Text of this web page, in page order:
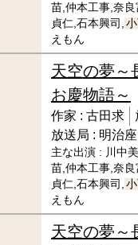
苗,仲本工事,奈
貞仁,石本興司,
えもん
天空の夢～
お慶物語～
作家 : 古田求
放送局 : 明治座
主な出演 : 川中
苗,仲本工事,奈
貞仁,石本興司,
えもん
天空の夢～